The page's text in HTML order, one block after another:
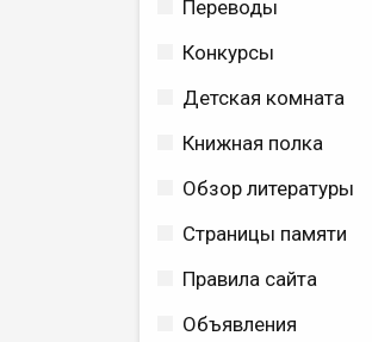
Переводы
Конкурсы
Детская комната
Книжная полка
Обзор литературы
Страницы памяти
Правила сайта
Объявления